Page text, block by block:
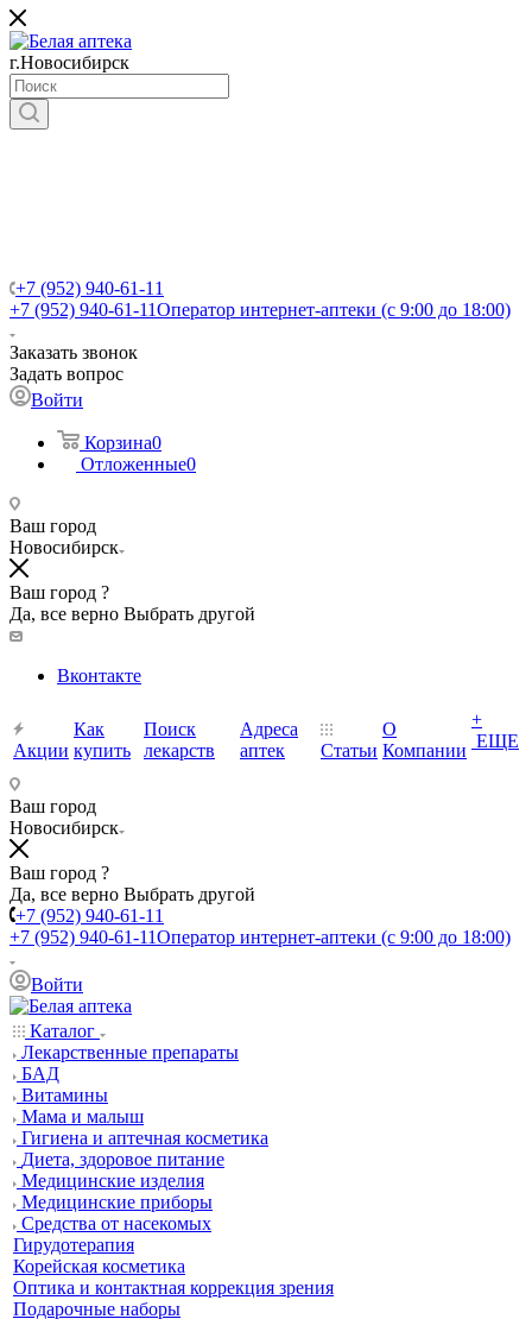
г.Новосибирск
+7 (952) 940-61-11
+7 (952) 940-61-11Оператор интернет-аптеки (с 9:00 до 18:00)
Заказать звонок
Задать вопрос
Войти
Корзина0
Отложенные0
Ваш город
Новосибирск
Ваш город ?
Да, все верно Выбрать другой
Вконтакте
Акции
Как
купить
Поиск
лекарств
Адреса
аптек
Статьи
О
Компании
+
ЕЩЕ
Ваш город
Новосибирск
Ваш город ?
Да, все верно Выбрать другой
+7 (952) 940-61-11
+7 (952) 940-61-11Оператор интернет-аптеки (с 9:00 до 18:00)
Войти
Каталог
Лекарственные препараты
БАД
Витамины
Мама и малыш
Гигиена и аптечная косметика
Диета, здоровое питание
Медицинские изделия
Медицинские приборы
Средства от насекомых
Гирудотерапия
Корейская косметика
Оптика и контактная коррекция зрения
Подарочные наборы